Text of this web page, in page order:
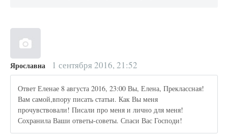
Ярославна 1 сентября 2016, 21:52
Ответ Еленае 8 августа 2016, 23:00 Вы, Елена, Преклассная!
Вам самой,впору писать статьи. Как Вы меня
прочувствовали! Писали про меня и лично для меня!
Сохранила Ваши ответы-советы. Спаси Вас Господи!